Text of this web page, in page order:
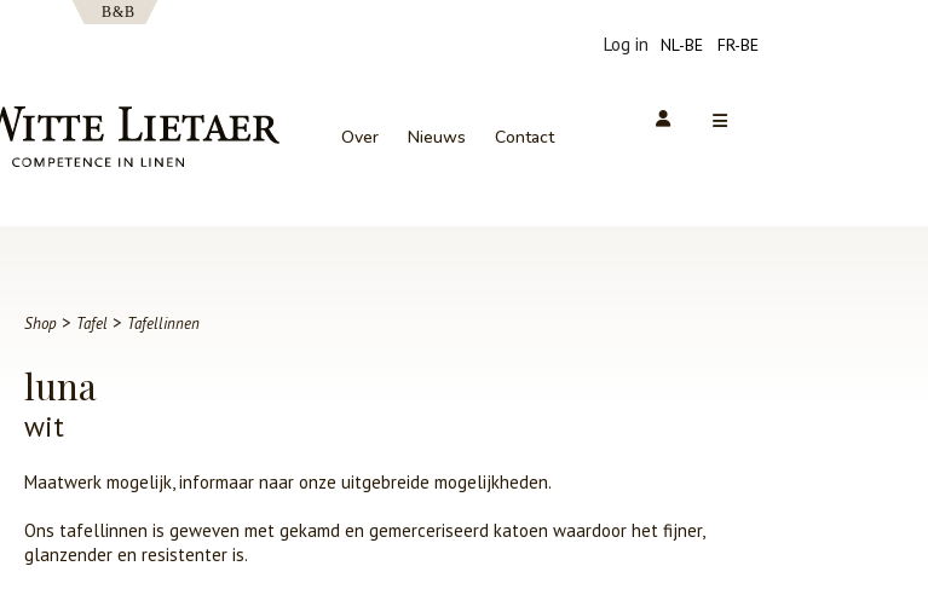
Log in NL-BE FR-BE
Over Nieuws Contact
Shop> Tafel> Tafellinnen
luna
wit
Maatwerk mogelijk, informaar naar onze uitgebreide mogelijkheden.
Ons tafellinnen is geweven met gekamd en gemerceriseerd katoen waardoor het fijner,
glanzender en resistenter is.